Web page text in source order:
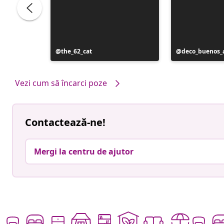
Postare
publicată
the_62_cat
Postare
publicată
Vezi cum să încarci poze
Contactează-ne!
Mergi la centru de ajutor